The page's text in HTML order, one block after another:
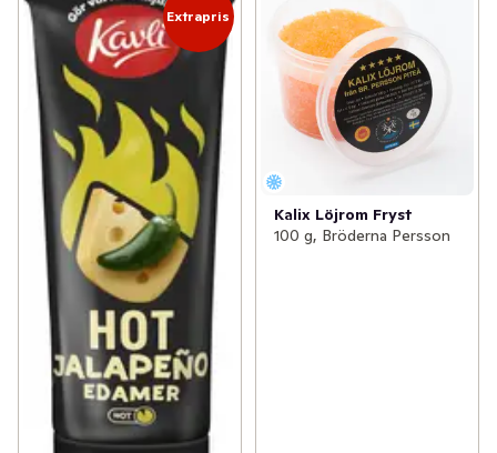
Extrapris
Kalix Löjrom Fryst
100 g, Bröderna Persson